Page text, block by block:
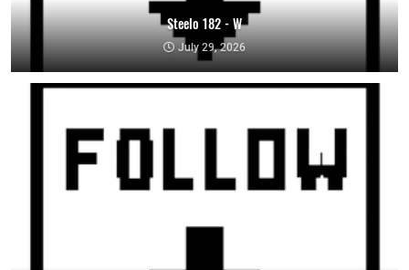
Steelo 182 - W
July 29, 2026